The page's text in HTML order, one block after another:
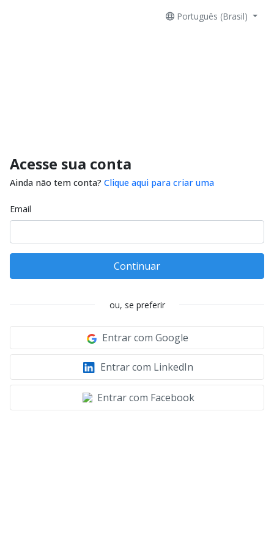
Português (Brasil)
Acesse sua conta
Ainda não tem conta? Clique aqui para criar uma
Email
Continuar
ou, se preferir
Entrar com Google
Entrar com LinkedIn
Entrar com Facebook